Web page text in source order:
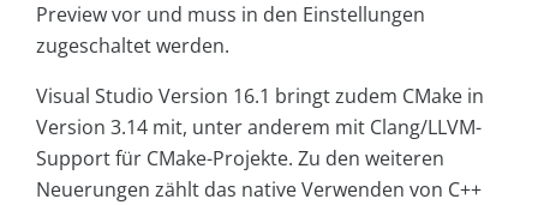
Preview vor und muss in den Einstellungen
zugeschaltet werden.
Visual Studio Version 16.1 bringt zudem CMake in
Version 3.14 mit, unter anderem mit Clang/LLVM-
Support für CMake-Projekte. Zu den weiteren
Neuerungen zählt das native Verwenden von C++